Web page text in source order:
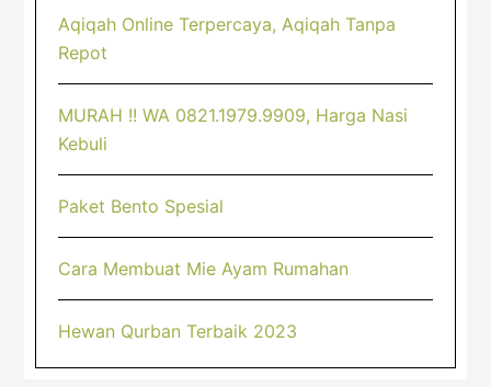
Aqiqah Online Terpercaya, Aqiqah Tanpa
Repot
MURAH !! WA 0821.1979.9909, Harga Nasi
Kebuli
Paket Bento Spesial
Cara Membuat Mie Ayam Rumahan
Hewan Qurban Terbaik 2023